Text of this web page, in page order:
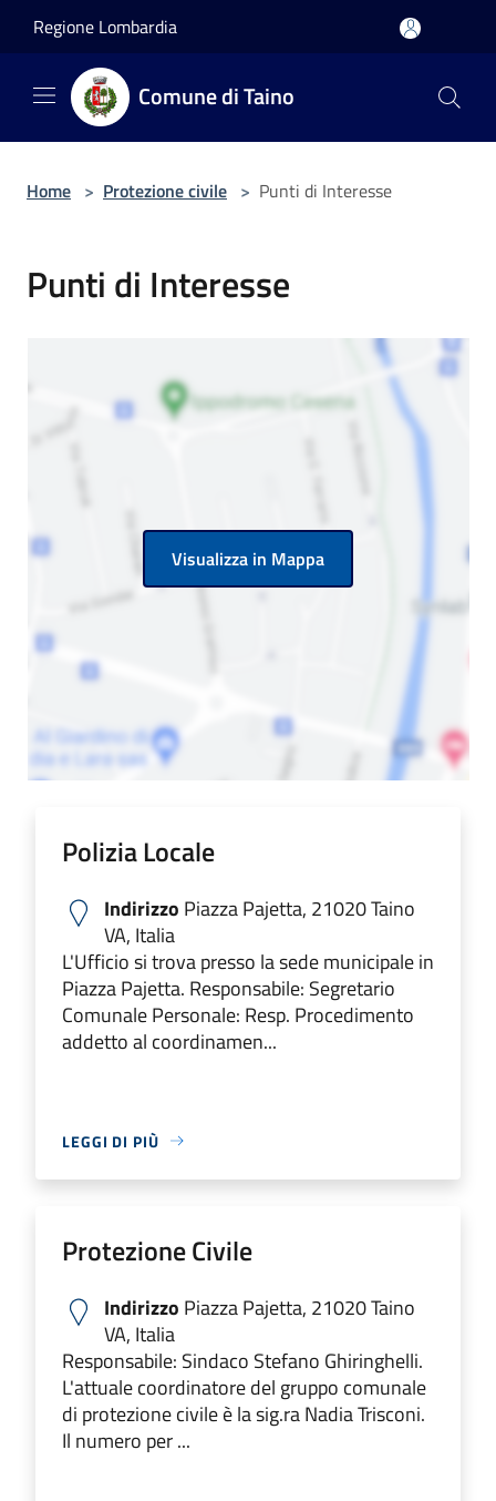
Regione Lombardia
Comune di Taino
Home > Protezione civile > Punti di Interesse
Punti di Interesse
Visualizza in Mappa
Polizia Locale
Indirizzo Piazza Pajetta, 21020 Taino
VA, Italia
L'Ufficio si trova presso la sede municipale in
Piazza Pajetta. Responsabile: Segretario
Comunale Personale: Resp. Procedimento
addetto al coordinamen...
LEGGI DI PIÙ
Protezione Civile
Indirizzo Piazza Pajetta, 21020 Taino
VA, Italia
Responsabile: Sindaco Stefano Ghiringhelli.
L'attuale coordinatore del gruppo comunale
di protezione civile è la sig.ra Nadia Trisconi.
Il numero per ...